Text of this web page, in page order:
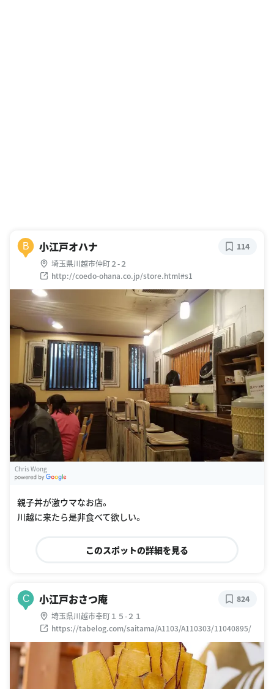
B 小江戸オハナ
埼玉県川越市仲町２-２
http://coedo-ohana.co.jp/store.html#s1
114
Chris Wong
親子丼が激ウマなお店。
川越に来たら是非食べて欲しい。
このスポットの詳細を見る
C 小江戸おさつ庵
埼玉県川越市幸町１５-２１
https://tabelog.com/saitama/A1103/A110303/11040895/
824